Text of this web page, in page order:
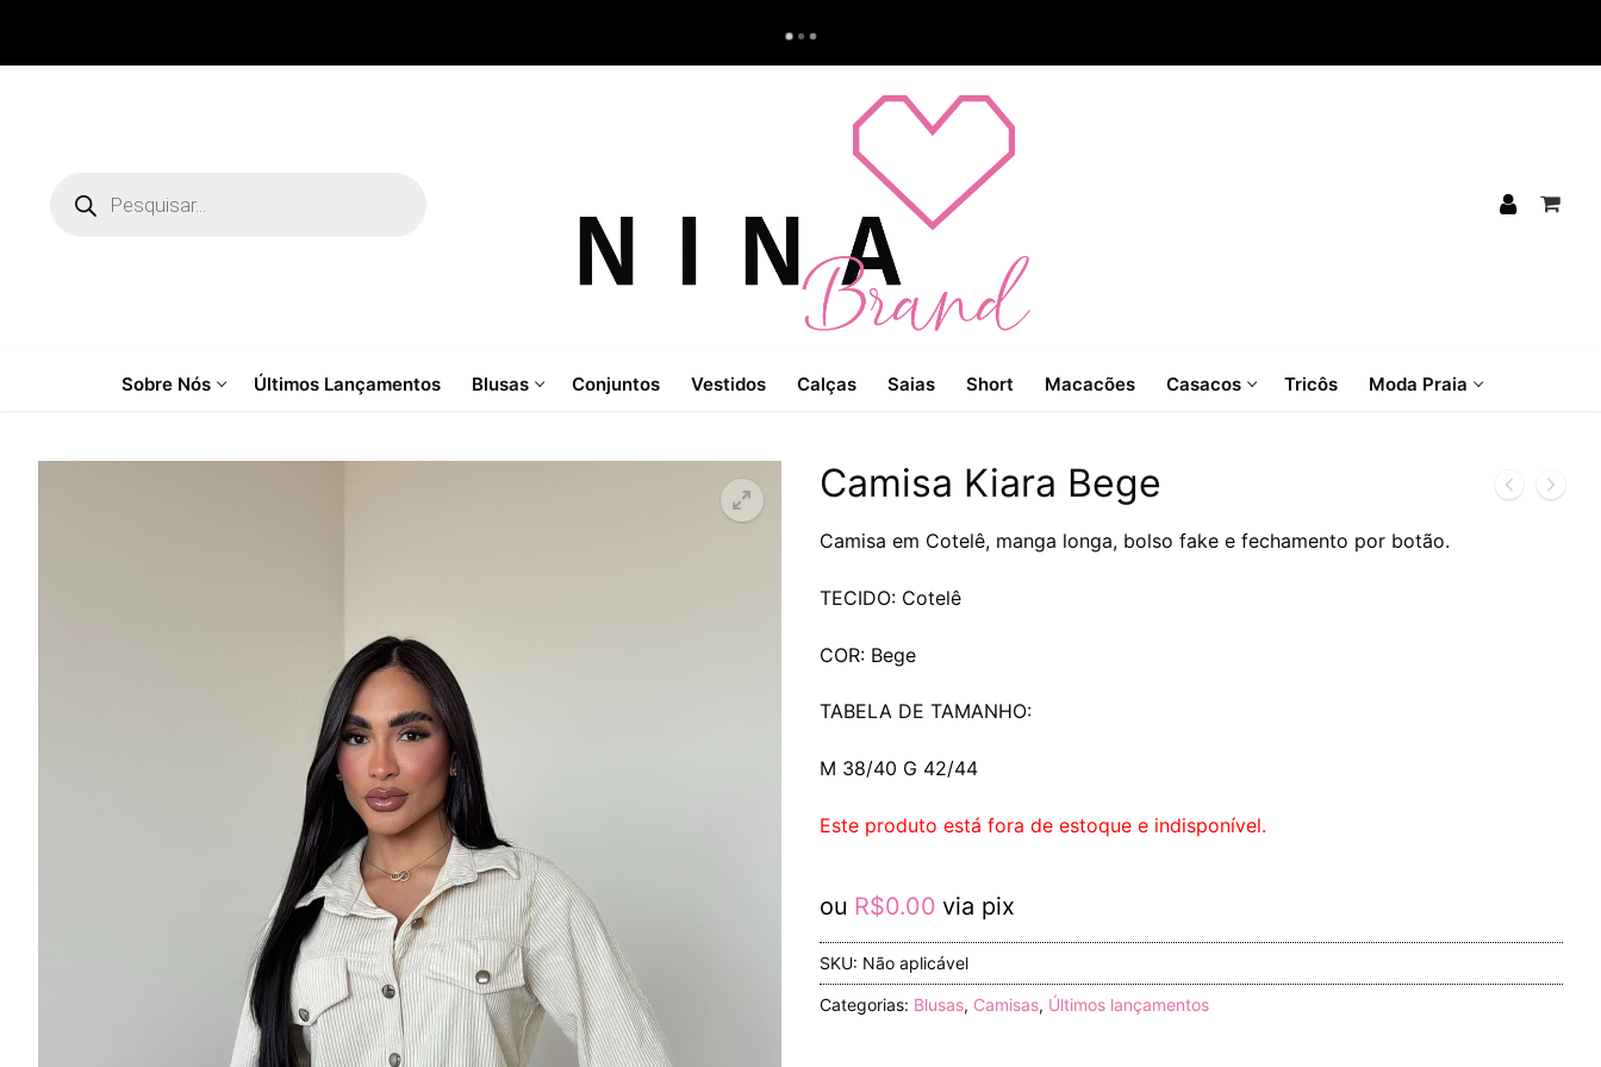
produtos
Sobre Nós Últimos Lançamentos Blusas Conjuntos Vestidos Calças Saias Short Macacões Casacos Tricôs Moda Praia
Camisa Kiara Bege
Camisa em Cotelê, manga longa, bolso fake e fechamento por botão.
TECIDO: Cotelê
COR: Bege
TABELA DE TAMANHO:
M 38/40 G 42/44
Este produto está fora de estoque e indisponível.
ou R$0.00 via pix
SKU: Não aplicável
Categorias: Blusas, Camisas, Últimos lançamentos